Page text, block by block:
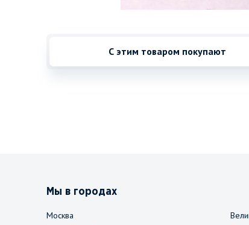
С этим товаром покупают
Мы в городах
Москва